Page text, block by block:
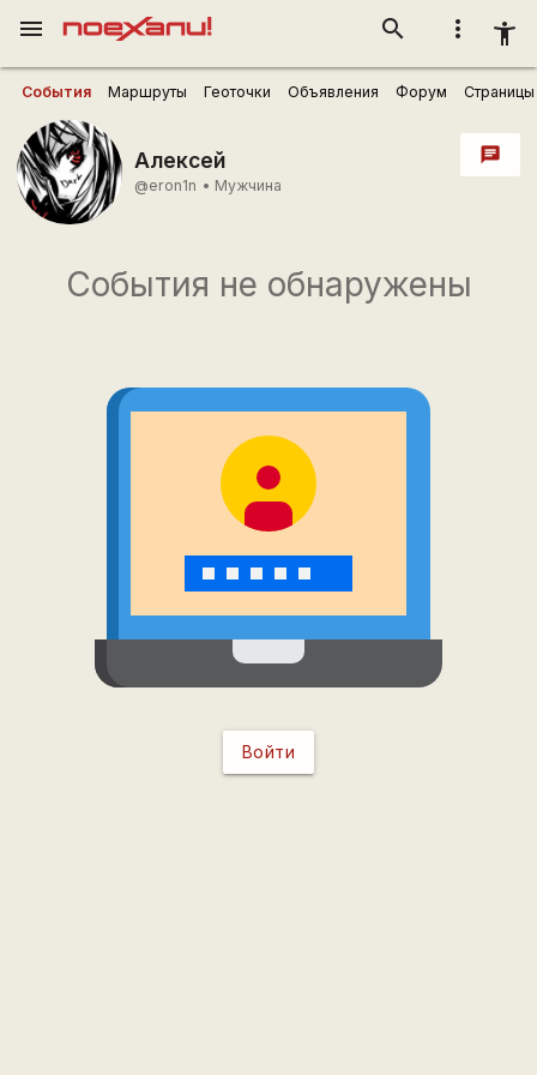
more_vert accessibility_new
search
menu
События Маршруты Геоточки Объявления Форум Страницы
Алексей
@eron1n • Мужчина
chat
События не обнаружены
Войти